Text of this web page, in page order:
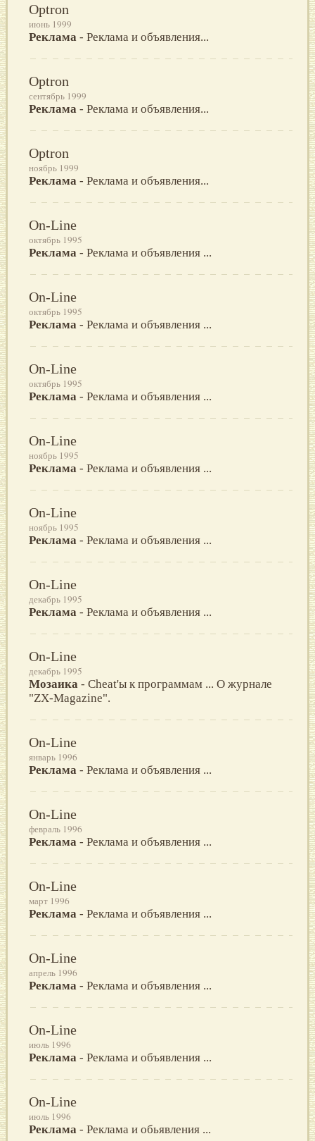
Optron
июнь 1999
Реклама - Реклама и объявления...
Optron
сентябрь 1999
Реклама - Реклама и объявления...
Optron
ноябрь 1999
Реклама - Реклама и объявления...
On-Line
октябрь 1995
Реклама - Реклама и объявления ...
On-Line
октябрь 1995
Реклама - Реклама и объявления ...
On-Line
октябрь 1995
Реклама - Реклама и объявления ...
On-Line
ноябрь 1995
Реклама - Реклама и объявления ...
On-Line
ноябрь 1995
Реклама - Реклама и объявления ...
On-Line
декабрь 1995
Реклама - Реклама и объявления ...
On-Line
декабрь 1995
Мозаика - Cheat'ы к программам ... О журнале
"ZX-Magazine".
On-Line
январь 1996
Реклама - Реклама и объявления ...
On-Line
февраль 1996
Реклама - Реклама и объявления ...
On-Line
март 1996
Реклама - Реклама и объявления ...
On-Line
апрель 1996
Реклама - Реклама и объявления ...
On-Line
июль 1996
Реклама - Реклама и объявления ...
On-Line
июль 1996
Реклама - Реклама и обьявления ...